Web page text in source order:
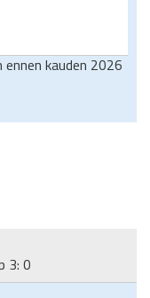
kauden 2026
3: 0